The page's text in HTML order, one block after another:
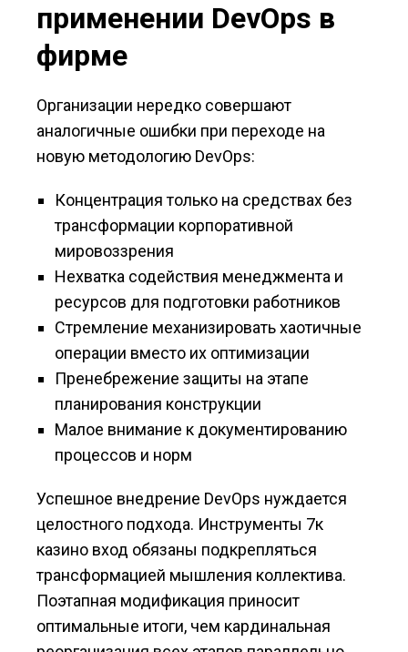
применении DevOps в
фирме
Организации нередко совершают
аналогичные ошибки при переходе на
новую методологию DevOps:
Концентрация только на средствах без
трансформации корпоративной
мировоззрения
Нехватка содействия менеджмента и
ресурсов для подготовки работников
Стремление механизировать хаотичные
операции вместо их оптимизации
Пренебрежение защиты на этапе
планирования конструкции
Малое внимание к документированию
процессов и норм
Успешное внедрение DevOps нуждается
целостного подхода. Инструменты 7к
казино вход обязаны подкрепляться
трансформацией мышления коллектива.
Поэтапная модификация приносит
оптимальные итоги, чем кардинальная